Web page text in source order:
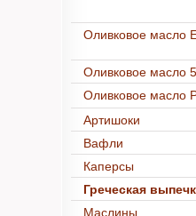
Оливковое масло
Оливковое масло
Оливковое масло
Артишоки
Вафли
Каперсы
Греческая
Маслины